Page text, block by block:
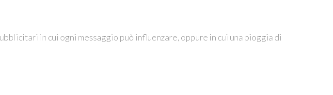
in cui ogni messaggio può influenzare, oppure in cui una pioggia di